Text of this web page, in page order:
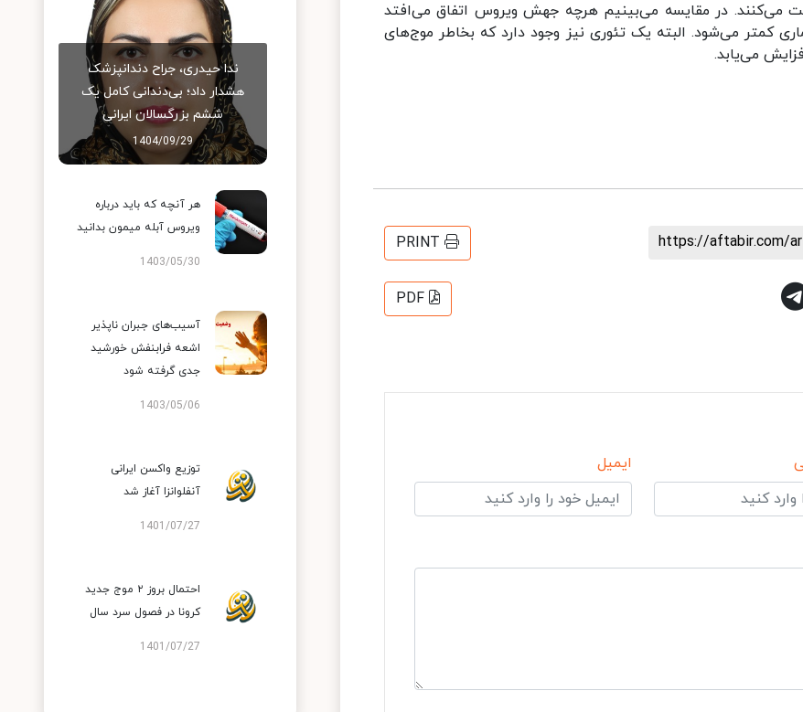
می‌کنند. در مقایسه می‌بینیم هرچه جهش ویروس اتفاق می‌افتد
کمتر می‌شود. البته یک تئوری نیز وجود دارد که بخاطر موج‌های
می‌یابد.
https://aftabir.com/
PRINT
PDF
ایمیل
ندا حیدری، جراح دندانپزشک
هشدار داد؛ بی‌دندانی کامل یک
ششم بزرگسالان ایرانی
1404/09/29
هر آنچه که باید درباره
ویروس آبله میمون بدانید
1403/05/30
آسیب‌های جبران ناپذیر
اشعه فرابنفش خورشید
جدی گرفته شود
1403/05/06
توزیع واکسن ایرانی
آنفلوانزا آغاز شد
1401/07/27
احتمال بروز ۲ موج جدید
کرونا در فصول سرد سال
1401/07/27